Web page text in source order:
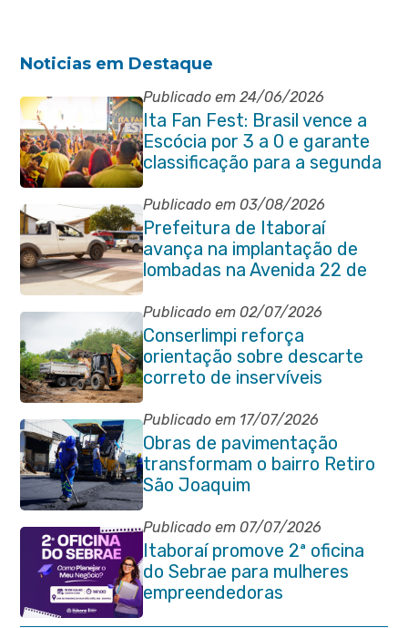
Noticias em Destaque
Publicado em 24/06/2026
Ita Fan Fest: Brasil vence a
Escócia por 3 a 0 e garante
classificação para a segunda
fase da Copa do Mundo
Publicado em 03/08/2026
Prefeitura de Itaboraí
avança na implantação de
lombadas na Avenida 22 de
Maio para reforçar a
segurança no trânsito
Publicado em 02/07/2026
Conserlimpi reforça
orientação sobre descarte
correto de inservíveis
Publicado em 17/07/2026
Obras de pavimentação
transformam o bairro Retiro
São Joaquim
Publicado em 07/07/2026
Itaboraí promove 2ª oficina
do Sebrae para mulheres
empreendedoras